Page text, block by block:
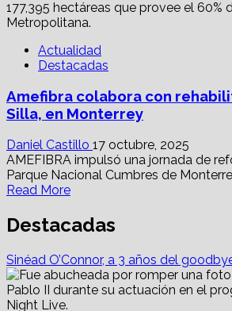
Actualidad
Destacadas
Amefibra colabora con
Silla, en Monterrey
Daniel Castillo 17 octubre, 2025
AMEFIBRA impulsó una jornada de
Parque Nacional Cumbres de
Read MoreRead
about
Amefibra
con
rehabilitación
del
Destacadas
Sinéad O’Connor, a 3 años del